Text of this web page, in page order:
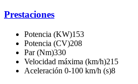
Prestaciones
Potencia (KW)153
Potencia (CV)208
Par (Nm)330
Velocidad máxima (km/h)215
Aceleración 0-100 km/h (s)8